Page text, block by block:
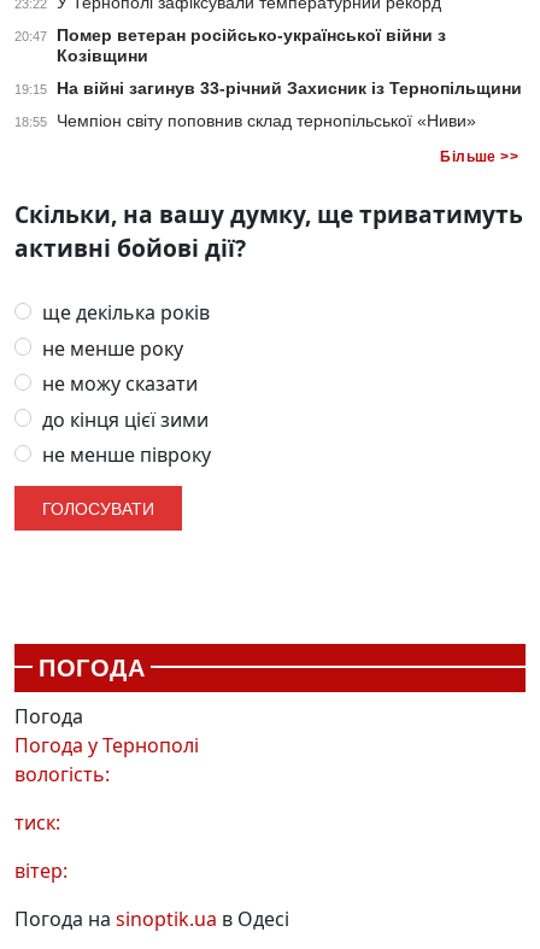
23:22
20:47
Помер ветеран російсько-української війни з
Козівщини
19:15 На війні загинув 33-річний Захисник із Тернопільщини
18:55 Чемпіон світу поповнив склад тернопільської «Ниви»
Більше >>
Скільки, на вашу думку, ще триватимуть
активні бойові дії?
ще декілька років
не менше року
не можу сказати
до кінця цієї зими
не менше півроку
ПОГОДА
Погода
Погода уТернополі
вологість:
тиск:
вітер:
Погода на sinoptik.ua в Одесі